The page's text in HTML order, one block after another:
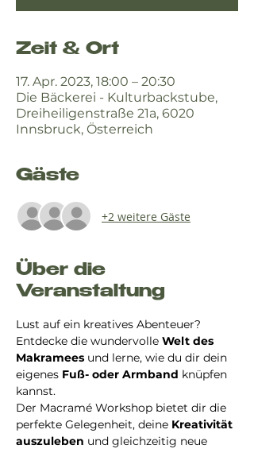
Zeit & Ort
17. Apr. 2023, 18:00 – 20:30
Die Bäckerei - Kulturbackstube,
Dreiheiligenstraße 21a, 6020
Innsbruck, Österreich
Gäste
+2 weitere Gäste
Über die
Veranstaltung
Lust auf ein kreatives Abenteuer?
Entdecke die wundervolle Welt des
Makramees und lerne, wie du dir dein
eigenes Fuß- oder Armband knüpfen
kannst.
Der Macramé Workshop bietet dir die
perfekte Gelegenheit, deine Kreativität
auszuleben und gleichzeitig neue